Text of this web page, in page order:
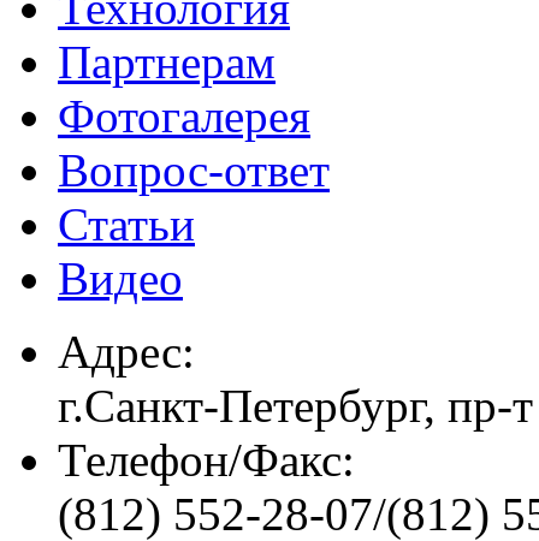
Партнерам
Фотогалерея
Вопрос-ответ
Статьи
Видео
Адрес:
г.Санкт-Петербург, пр-
Телефон/Факс:
(812) 552-28-07/(812)